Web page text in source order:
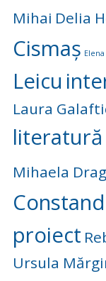
Mihai Delia
Cismaș
Leicu
Laura
literatură
Mihaela
proiect
Ursula